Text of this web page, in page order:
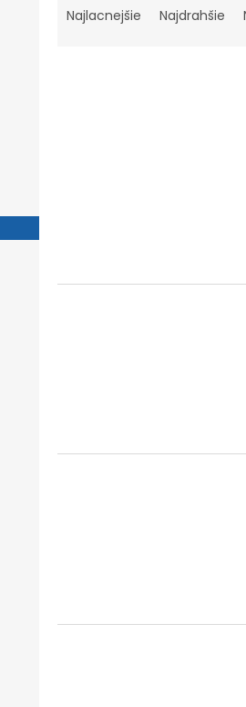
Najlacnejšie Najdrahšie
d